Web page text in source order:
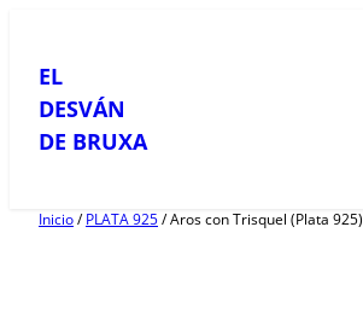
contenido
EL
DESVÁN
DE BRUXA
Inicio/PLATA 925/ Aros con Trisquel (Plata 925)